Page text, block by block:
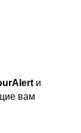
и
вам